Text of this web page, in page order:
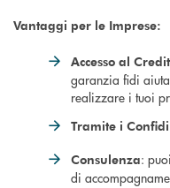
Vantaggi per le Imprese:
Accesso al
garanzia fidi
realizzare i tuoi
Tramite i Confidi
Consulenza:
di